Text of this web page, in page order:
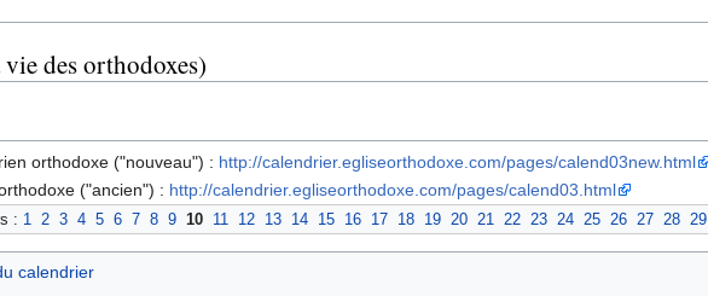
vie des orthodoxes)
orthodoxe ("nouveau") : http://calendrier.egliseorthodoxe.com/pages/calend03new.html
("ancien") : http://calendrier.egliseorthodoxe.com/pages/calend03.html
: 1 2 3 4 5 6 7 8 9 10 11 12 13 14 15 16 17 18 19 20 21 22 23 24 25 26 27 28 29
calendrier